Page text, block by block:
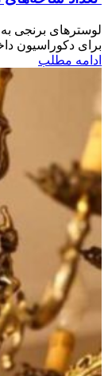
لوسترهای برنجی به
برای دکوراسیون
ادامه مطلب